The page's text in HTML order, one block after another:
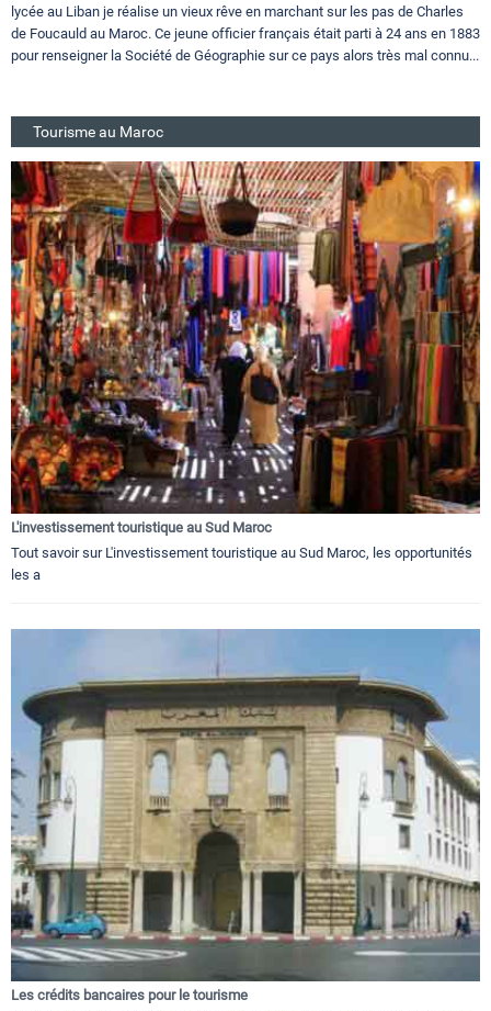
lycée au Liban je réalise un vieux rêve en marchant sur les pas de Charles
de Foucauld au Maroc. Ce jeune officier français était parti à 24 ans en 1883
pour renseigner la Société de Géographie sur ce pays alors très mal connu...
Tourisme au Maroc
L'investissement touristique au Sud Maroc
Tout savoir sur L'investissement touristique au Sud Maroc, les opportunités
les a
Les crédits bancaires pour le tourisme